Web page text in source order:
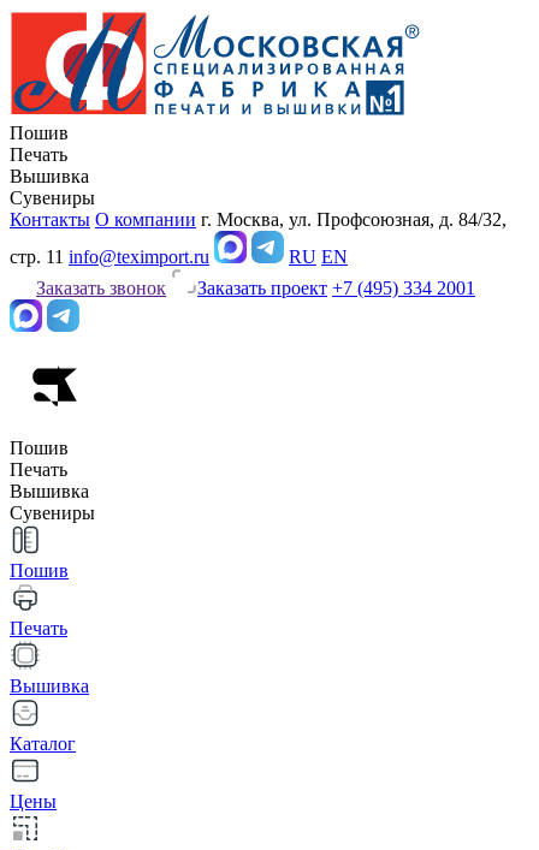
Пошив
Печать
Вышивка
Сувениры
Контакты О компании г. Москва, ул. Профсоюзная, д. 84/32,
стр. 11 info@teximport.ru RU EN
Заказать звонок
Заказать проект +7 (495) 334 2001
Пошив
Печать
Вышивка
Сувениры
Пошив
Печать
Вышивка
Каталог
Цены